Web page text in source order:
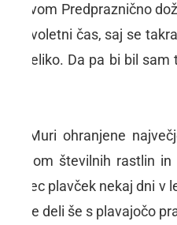
Predpraznično
novoletni čas, saj se
veliko. Da pa bi bil
Muri ohranjene
dom številnih rastlin
žabec plavček nekaj dni
ime deli še s plavajočo